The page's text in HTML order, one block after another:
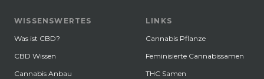
WISSENSWERTES
Was ist CBD?
CBD Wissen
Cannabis Anbau
LINKS
Cannabis Pflanze
Feminisierte Cannabissamen
THC Samen